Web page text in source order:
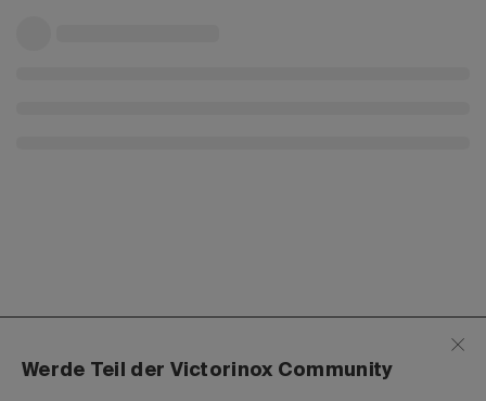
Werde Teil der Victorinox Community